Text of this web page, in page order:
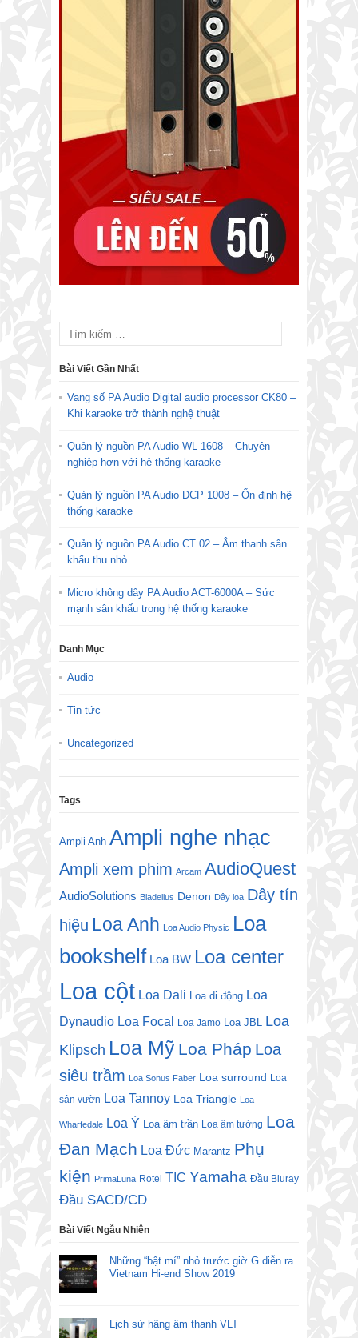
Bài Viết Gần Nhất
Vang số PA Audio Digital audio processor CK80 –
Khi karaoke trở thành nghệ thuật
Quản lý nguồn PA Audio WL 1608 – Chuyên
nghiệp hơn với hệ thống karaoke
Quản lý nguồn PA Audio DCP 1008 – Ổn định hệ
thống karaoke
Quản lý nguồn PA Audio CT 02 – Âm thanh sân
khấu thu nhỏ
Micro không dây PA Audio ACT-6000A – Sức
mạnh sân khấu trong hệ thống karaoke
Danh Mục
Audio
Tin tức
Uncategorized
Tags
Ampli Anh Ampli nghe nhạc
Ampli xem phim Arcam AudioQuest
AudioSolutions Bladelius Denon Dây loa Dây tín
hiệu Loa Anh Loa Audio Physic Loa
bookshelf Loa BW Loa center
Loa cột Loa Dali Loa di động Loa
Dynaudio Loa Focal Loa Jamo Loa JBL Loa
Klipsch Loa Mỹ Loa Pháp Loa
siêu trầm
Loa Sonus Faber Loa surround Loa
sân vườn Loa Tannoy Loa Triangle Loa
Wharfedale Loa Ý Loa âm trần Loa âm tường Loa
Đan Mạch Loa Đức Marantz Phụ
kiện PrimaLuna Rotel TIC Yamaha Đầu Bluray
Đầu SACD/CD
Bài Viết Ngẫu Nhiên
Những “bật mí” nhỏ trước giờ G diễn ra
Vietnam Hi-end Show 2019
Lịch sử hãng âm thanh VLT